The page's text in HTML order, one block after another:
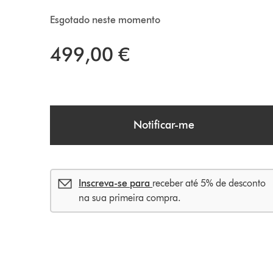
Esgotado neste momento
499,00 €
Notificar-me
Inscreva-se para receber até 5% de desconto
na sua primeira compra.